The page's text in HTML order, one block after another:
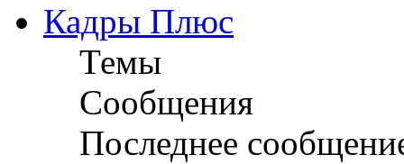
Кадры Плюс
Темы
Сообщения
Последнее